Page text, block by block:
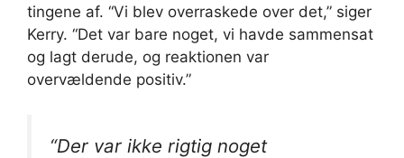
tingene af. “Vi blev overraskede over det,” siger
Kerry. “Det var bare noget, vi havde sammensat
og lagt derude, og reaktionen var
overvældende positiv.”
“Der var ikke rigtig noget